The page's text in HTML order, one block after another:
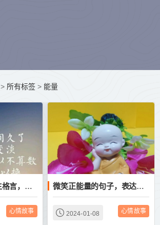
> 所有标签 > 能量
致自己的励志人生格言，每日一言正能量句子
心情故事
微笑正能量的句子，表达微笑带来好运的语录
2024-01-08 心情故事